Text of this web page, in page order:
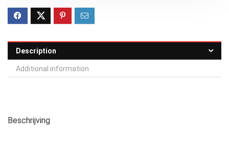
Description
Additional information
Beschrijving